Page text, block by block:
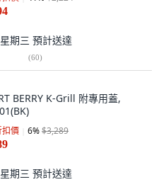
期三 預計送達
(60)
BERRY K-Grill 附專用蓋,
扣價 6%$3,289
期三 預計送達